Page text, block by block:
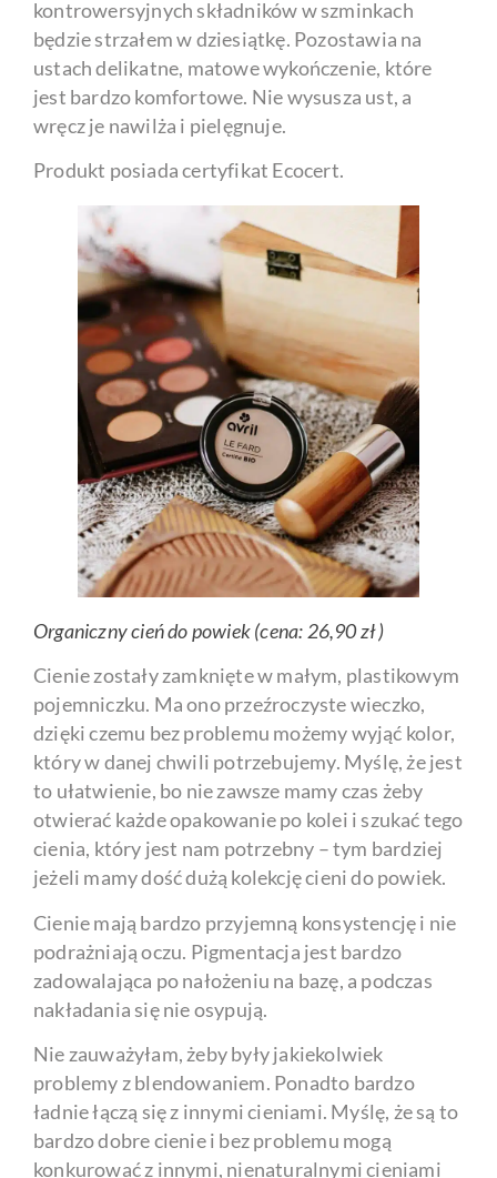
kontrowersyjnych składników w szminkach
będzie strzałem w dziesiątkę. Pozostawia na
ustach delikatne, matowe wykończenie, które
jest bardzo komfortowe. Nie wysusza ust, a
wręcz je nawilża i pielęgnuje.
Produkt posiada certyfikat Ecocert.
Organiczny cień do powiek (cena: 26,90 zł )
Cienie zostały zamknięte w małym, plastikowym
pojemniczku. Ma ono przeźroczyste wieczko,
dzięki czemu bez problemu możemy wyjąć kolor,
który w danej chwili potrzebujemy. Myślę, że jest
to ułatwienie, bo nie zawsze mamy czas żeby
otwierać każde opakowanie po kolei i szukać tego
cienia, który jest nam potrzebny – tym bardziej
jeżeli mamy dość dużą kolekcję cieni do powiek.
Cienie mają bardzo przyjemną konsystencję i nie
podrażniają oczu. Pigmentacja jest bardzo
zadowalająca po nałożeniu na bazę, a podczas
nakładania się nie osypują.
Nie zauważyłam, żeby były jakiekolwiek
problemy z blendowaniem. Ponadto bardzo
ładnie łączą się z innymi cieniami. Myślę, że są to
bardzo dobre cienie i bez problemu mogą
konkurować z innymi, nienaturalnymi cieniami